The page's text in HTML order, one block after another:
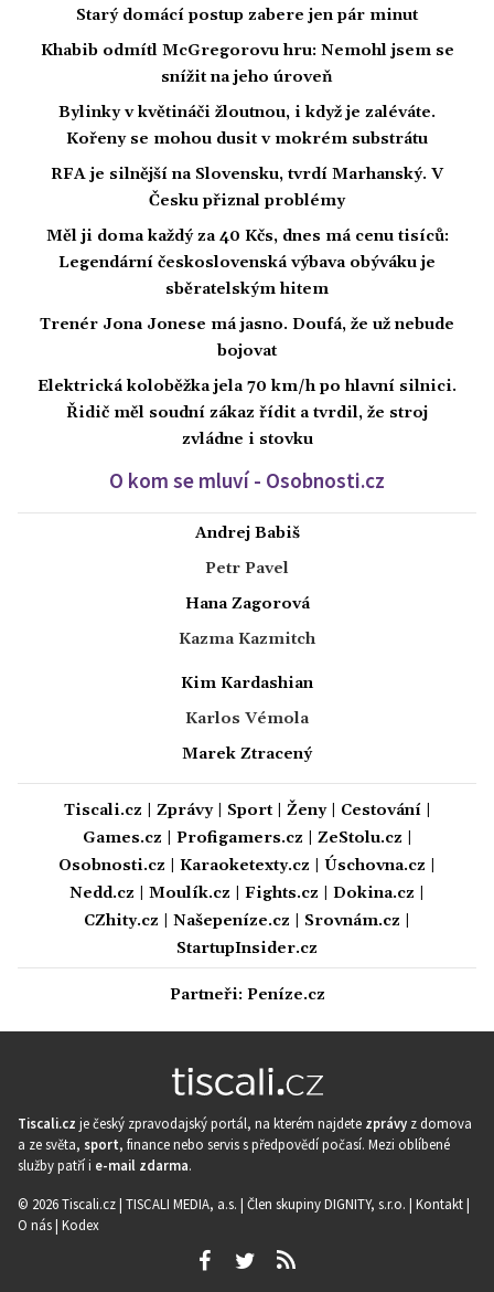
Starý domácí postup zabere jen pár minut
Khabib odmítl McGregorovu hru: Nemohl jsem se
snížit na jeho úroveň
Bylinky v květináči žloutnou, i když je zaléváte.
Kořeny se mohou dusit v mokrém substrátu
RFA je silnější na Slovensku, tvrdí Marhanský. V
Česku přiznal problémy
Měl ji doma každý za 40 Kčs, dnes má cenu tisíců:
Legendární československá výbava obýváku je
sběratelským hitem
Trenér Jona Jonese má jasno. Doufá, že už nebude
bojovat
Elektrická koloběžka jela 70 km/h po hlavní silnici.
Řidič měl soudní zákaz řídit a tvrdil, že stroj
zvládne i stovku
O kom se mluví - Osobnosti.cz
Andrej Babiš
Petr Pavel
Hana Zagorová
Kazma Kazmitch
Kim Kardashian
Karlos Vémola
Marek Ztracený
Tiscali.cz Zprávy| Sport| Ženy| Cestování|
Games.cz
Profigamers.cz ZeStolu.cz
Osobnosti.cz
Karaoketexty.cz Úschovna.cz
Nedd.cz
Moulík.cz Fights.cz Dokina.cz
CZhity.cz
Našepeníze.cz Srovnám.cz
StartupInsider.cz
Partneři: Peníze.cz
Tiscali.cz je český zpravodajský portál, na kterém najdete zprávy z domova
a ze světa, sport, finance nebo servis s předpovědí počasí. Mezi oblíbené
služby patří i e-mail zdarma.
© 2026 Tiscali.cz | TISCALI MEDIA, a.s. | Člen skupiny DIGNITY, s.r.o. | Kontakt|
O nás| Kodex